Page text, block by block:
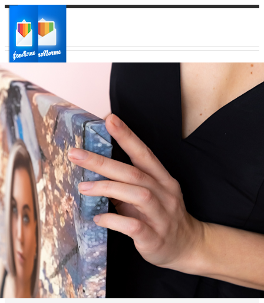
Ваш город:
Ваш регион доставки
Выберите из списка: